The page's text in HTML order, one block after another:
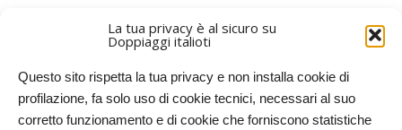
La tua privacy è al sicuro su
Doppiaggi italioti
Questo sito rispetta la tua privacy e non installa cookie di
profilazione, fa solo uso di cookie tecnici, necessari al suo
corretto funzionamento e di cookie che forniscono statistiche
ARTICOLI PIÙ VECCHI